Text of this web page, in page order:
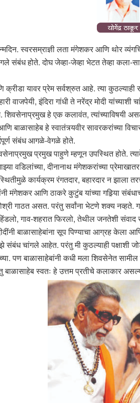
स्वरसम्राज्ञी लता मंगेशकर आणि थोर
संबंध होते. दोघ जेव्हा-जेव्हा भेटत तेव्हा
यावर प्रेम सर्वश्रुत आहे. त्या कुठल्याही
वाजपेयी, इंदिरा गांधी ते नरेंद्र मोदी
शिवसेनाप्रमुख हे एक कलावंत,
बाळासाहेब हे स्वातंत्र्यवीर सावरकरांच्या
संबंध आगळे-वेगळे होते.
प्रमुख पाहुणे म्हणून उपस्थित होते.
वडिलांच्या, दीनानाथ मंगेशकरांच्या
कार्यक्रम रंगतदार, बहारदार न झाला
मंगेशकर आणि ठाकरे कुटुंब यांच्या गहिर्‍या
गाठत असत. परंतु सर्वांना भेटणे शक्य नव्हते.
हिंडलो, गाव-शहरात फिरलो, तेथील जनतेशी
बाळासाहेबांना सूप पिण्याचा आग्रह केला
संबंध चांगले आहेत. परंतु मी कुठल्याही
पण बाळासाहेबांनी कधी मला शिवसेनेत
स्वतः हे उत्तम प्रतीचे कलाकार